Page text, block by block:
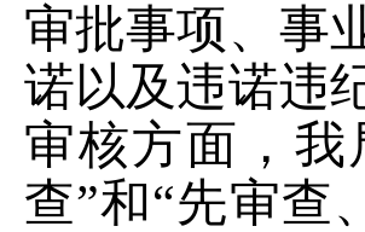
审批事项、事
诺以及违诺违
审核方面，
查”和“先审查